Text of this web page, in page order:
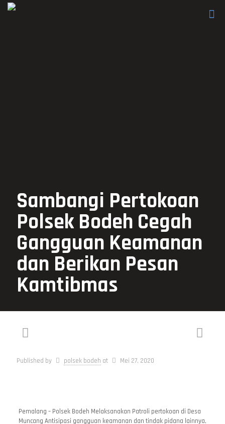
Sambangi Pertokoan
Polsek Bodeh Cegah
Gangguan Keamanan
dan Berikan Pesan
Kamtibmas
Published by polsek bodeh at Mei 27, 2020
Pemalang – Polsek Bodeh Melaksanakan Patroli pertokoan di Desa
Muncang Antisipasi gangguan keamanan dan tindak pidana lainnya,